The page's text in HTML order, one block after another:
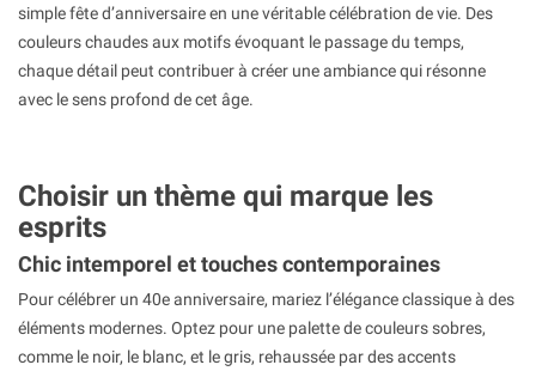
simple fête d’anniversaire en une véritable célébration de vie. Des
couleurs chaudes aux motifs évoquant le passage du temps,
chaque détail peut contribuer à créer une ambiance qui résonne
avec le sens profond de cet âge.
Choisir un thème qui marque les
esprits
Chic intemporel et touches contemporaines
Pour célébrer un 40e anniversaire, mariez l’élégance classique à des
éléments modernes. Optez pour une palette de couleurs sobres,
comme le noir, le blanc, et le gris, rehaussée par des accents